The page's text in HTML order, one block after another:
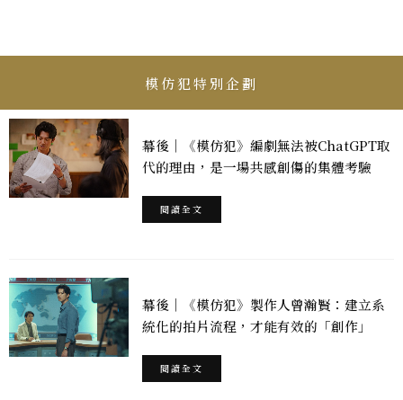
模仿犯特別企劃
幕後｜《模仿犯》編劇無法被ChatGPT取
代的理由，是一場共感創傷的集體考驗
閱讀全文
幕後｜《模仿犯》製作人曾瀚賢：建立系
統化的拍片流程，才能有效的「創作」
閱讀全文